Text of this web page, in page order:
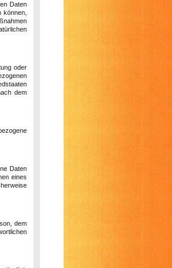
Daten
können,
oder
dem
Daten
eines
dem